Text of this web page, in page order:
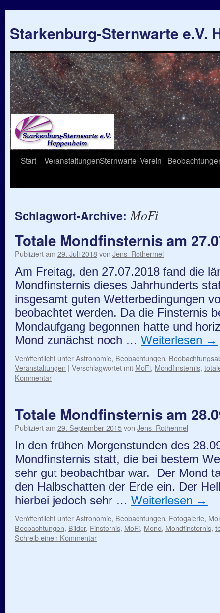
Starkenburg-Sternwarte e.V.
Springe
Start VeranstaltungenSternwarte Verein
Schlagwort-Archive:MoFi
Totale Mondfinsternis am
Publiziert am 29. Juli 2018von Jens_Rothermel
Am Freitag, den 27.07.2018 fand die
Mondfinsternis dieses Jahrhunderts
insgesamt guten Wetterbedingungen
beobachtet werden. Da die Finsternis
Mondaufgang begonnen hatte und
Mond zunächst noch … Weiterlesen →
Veröffentlicht unterAstronomie, Beobachtungen,
Veranstaltungen | Verschlagwortet mit MoFi, Mondfinsternis,
Kommentar
Totale Mondfinsternis am
Publiziert am 29. September 2015von Jens_Rothermel
In den frühen Morgenstunden des
Mondfinsternis statt, die bei bestem
sehr gut beobachtbar war. Der Mond
den Halbschatten der Erde ein. Der
hierbei jedoch sehr … Weiterlesen →
Veröffentlicht unterAstronomie, Beobachtungen, Fotogalerie,
Beobachtungen, Bilder, Finsternis, MoFi, Mond, Mondfinsternis,
Schreib einen Kommentar